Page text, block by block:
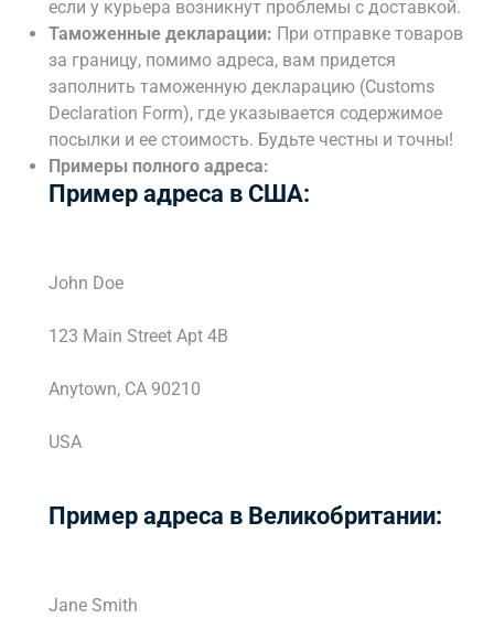
если у курьера возникнут проблемы с доставкой.
Таможенные декларации: При отправке товаров
за границу, помимо адреса, вам придется
заполнить таможенную декларацию (Customs
Declaration Form), где указывается содержимое
посылки и ее стоимость. Будьте честны и точны!
Примеры полного адреса:
Пример адреса в США:
John Doe
123 Main Street Apt 4B
Anytown, CA 90210
USA
Пример адреса в Великобритании:
Jane Smith